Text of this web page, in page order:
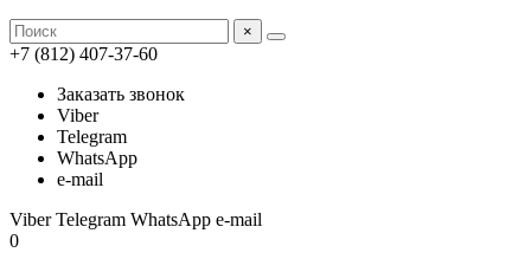
×
+7 (812) 407-37-60
Заказать звонок
Viber
Telegram
WhatsApp
e-mail
ViberTelegram WhatsApp e-mail
0